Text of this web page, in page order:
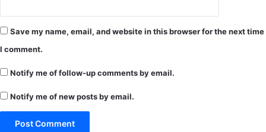
Save my name, email, and website in this browser for the next time
I comment.
Notify me of follow-up comments by email.
Notify me of new posts by email.